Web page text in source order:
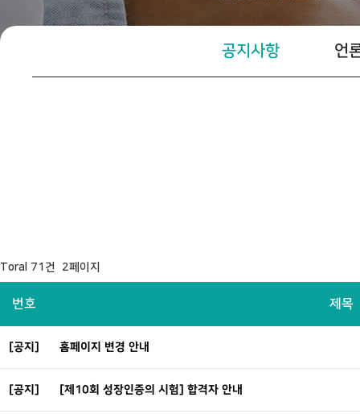
공지사항 언
Toral 71건 2페이지
번호 제목
[공지] 홈페이지 변경 안내
[공지] [제10회 성장인증의 시험] 합격자 안내